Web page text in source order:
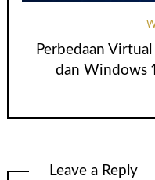
Perbedaan
dan Windows
Leave a Reply